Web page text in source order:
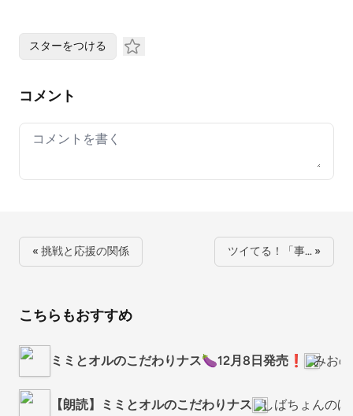
スターをつける
コメント
Your comment
« 挑戦と応援の関係 ツイてる！「事… »
こちらもおすすめ
ミミとオルのこだわりナス🍆12月8日発売❗️ みお
【朗読】ミミとオルのこだわりナス しばちょんの